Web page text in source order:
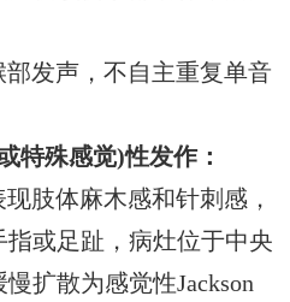
发声，不自主重复单音
特殊感觉)性发作：
肢体麻木感和针刺感，
或足趾，病灶位于中央
扩散为感觉性Jackson